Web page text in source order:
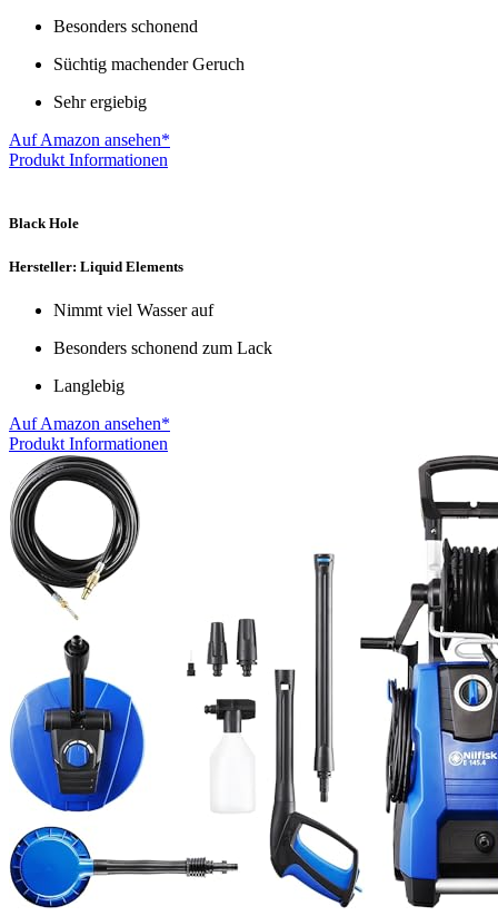
Besonders schonend
Süchtig machender Geruch
Sehr ergiebig
Auf Amazon ansehen*
Produkt Informationen
Black Hole
Hersteller: Liquid Elements
Nimmt viel Wasser auf
Besonders schonend zum Lack
Langlebig
Auf Amazon ansehen*
Produkt Informationen